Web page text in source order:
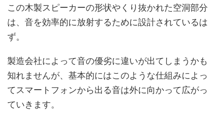
この木製スピーカーの形状やくり抜かれた空洞部分
は、音を効率的に放射するために設計されているは
ず。
製造会社によって音の優劣に違いが出てしまうかも
知れませんが、基本的にはこのような仕組みによっ
てスマートフォンから出る音は外に向かって広がっ
ていきます。